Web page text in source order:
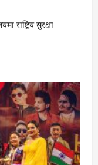
राष्ट्रिय सुरक्षा